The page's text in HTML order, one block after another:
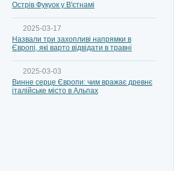
Острів Фукуок у В'єтнамі
2025-03-17
Назвали три захопливі напрямки в
Європі, які варто відвідати в травні
2025-03-03
Винне серце Європи: чим вражає древнє
італійське місто в Альпах